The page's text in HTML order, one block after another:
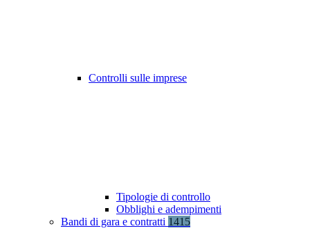
Controlli sulle imprese
Tipologie di controllo
Obblighi e adempimenti
Bandi di gara e contratti 1415